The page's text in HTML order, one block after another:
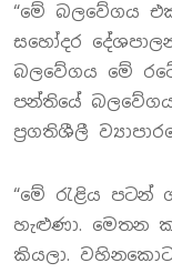
“මේ බලවේගය
සහෝදර
බලවේගය මේ
පන්තියේ
ප්‍රගතිශීලී
“මේ රැළිය
හැළුණා. මෙතන
කියලා.